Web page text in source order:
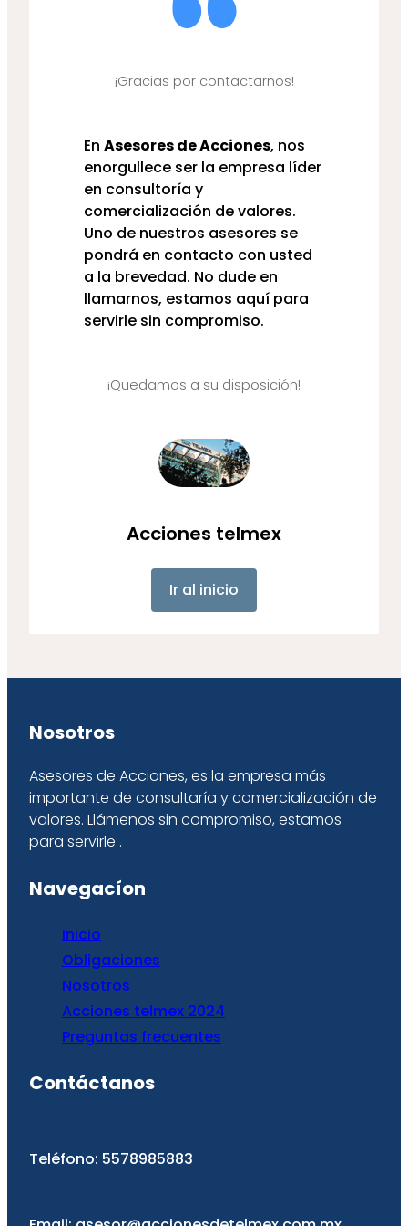
¡Gracias por contactarnos!
En Asesores de Acciones, nos
enorgullece ser la empresa líder
en consultoría y
comercialización de valores.
Uno de nuestros asesores se
pondrá en contacto con usted
a la brevedad. No dude en
llamarnos, estamos aquí para
servirle sin compromiso.
¡Quedamos a su disposición!
Acciones telmex
Ir al inicio
Nosotros
Asesores de Acciones, es la empresa más
importante de consultaría y comercialización de
valores. Llámenos sin compromiso, estamos
para servirle .
Navegacíon
Inicio
Obligaciones
Nosotros
Acciones telmex 2024
Preguntas frecuentes
Contáctanos
Teléfono: 5578985883